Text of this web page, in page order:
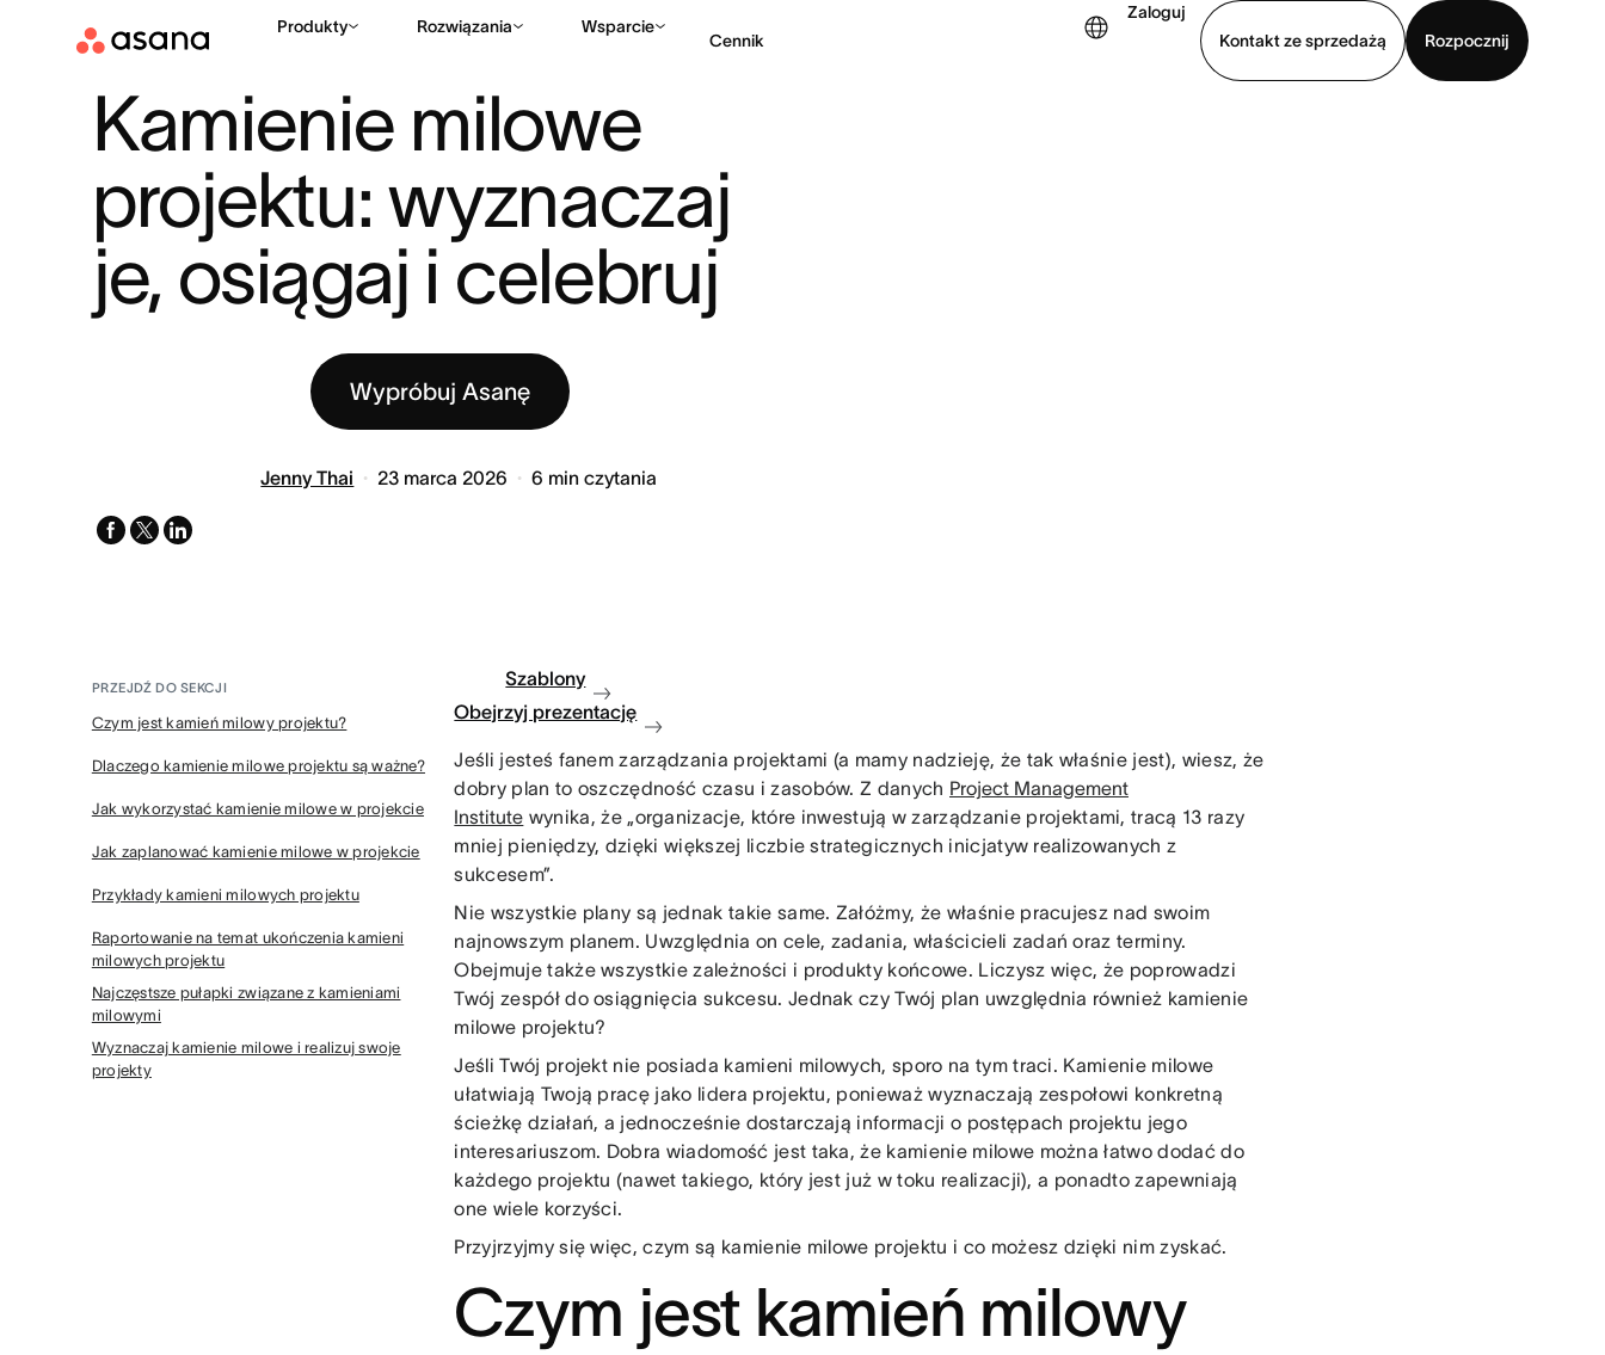
Produkty Rozwiązania Wsparcie
Cennik
Zaloguj
Kontakt ze sprzedażą
Rozpocznij
Kamienie milowe
projektu: wyznaczaj
je, osiągaj i celebruj
Wypróbuj Asanę
Jenny Thai 23 marca 2026 6 min czytania
facebook
x-
linkedin
PRZEJDŹ DO SEKCJI
Czym jest kamień milowy projektu?
Dlaczego kamienie milowe projektu są ważne?
Jak wykorzystać kamienie milowe w projekcie
Jak zaplanować kamienie milowe w projekcie
Przykłady kamieni milowych projektu
Raportowanie na temat ukończenia kamieni
milowych projektu
Najczęstsze pułapki związane z kamieniami
milowymi
Wyznaczaj kamienie milowe i realizuj swoje
projekty
Szablony
Obejrzyj prezentację
Jeśli jesteś fanem zarządzania projektami (a mamy nadzieję, że tak właśnie jest), wiesz, że
dobry plan to oszczędność czasu i zasobów. Z danych Project Management
Institute wynika, że „organizacje, które inwestują w zarządzanie projektami, tracą 13 razy
mniej pieniędzy, dzięki większej liczbie strategicznych inicjatyw realizowanych z
sukcesem”.
Nie wszystkie plany są jednak takie same. Załóżmy, że właśnie pracujesz nad swoim
najnowszym planem. Uwzględnia on cele, zadania, właścicieli zadań oraz terminy.
Obejmuje także wszystkie zależności i produkty końcowe. Liczysz więc, że poprowadzi
Twój zespół do osiągnięcia sukcesu. Jednak czy Twój plan uwzględnia również kamienie
milowe projektu?
Jeśli Twój projekt nie posiada kamieni milowych, sporo na tym traci. Kamienie milowe
ułatwiają Twoją pracę jako lidera projektu, ponieważ wyznaczają zespołowi konkretną
ścieżkę działań, a jednocześnie dostarczają informacji o postępach projektu jego
interesariuszom. Dobra wiadomość jest taka, że kamienie milowe można łatwo dodać do
każdego projektu (nawet takiego, który jest już w toku realizacji), a ponadto zapewniają
one wiele korzyści.
Przyjrzyjmy się więc, czym są kamienie milowe projektu i co możesz dzięki nim zyskać.
Czym jest kamień milowy